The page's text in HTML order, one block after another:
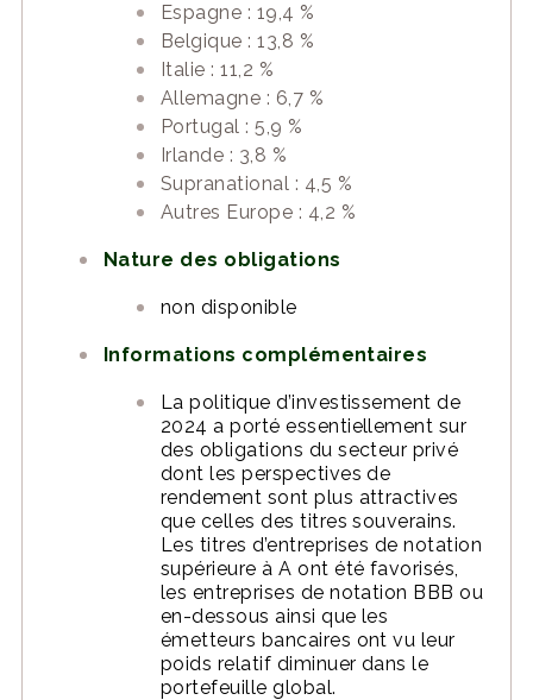
Espagne : 19,4 %
Belgique : 13,8 %
Italie : 11,2 %
Allemagne : 6,7 %
Portugal : 5,9 %
Irlande : 3,8 %
Supranational : 4,5 %
Autres Europe : 4,2 %
Nature des obligations
non disponible
Informations complémentaires
La politique d’investissement de
2024 a porté essentiellement sur
des obligations du secteur privé
dont les perspectives de
rendement sont plus attractives
que celles des titres souverains.
Les titres d’entreprises de notation
supérieure à A ont été favorisés,
les entreprises de notation BBB ou
en-dessous ainsi que les
émetteurs bancaires ont vu leur
poids relatif diminuer dans le
portefeuille global.